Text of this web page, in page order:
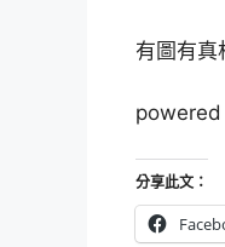
有圖有真
分享此文：